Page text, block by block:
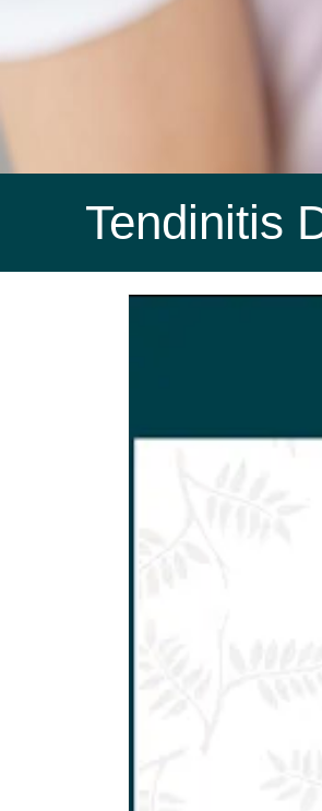
Tendinitis
Tendinitis
de
FisioClinics